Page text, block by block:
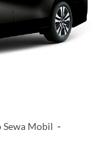
Sewa Mobil